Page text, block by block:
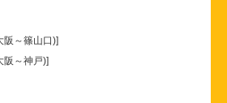
阪～篠山口)]
阪～神戸)]